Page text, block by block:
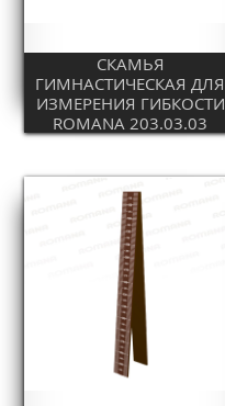
СКАМЬЯ
ГИМНАСТИЧЕСКАЯ ДЛЯ
ИЗМЕРЕНИЯ ГИБКОСТИ
ROMANA 203.03.03